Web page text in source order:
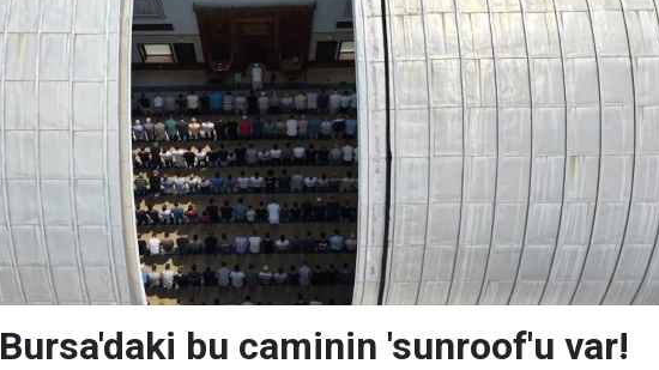
Bursa'daki bu caminin 'sunroof'u var!